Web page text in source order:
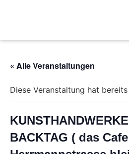
« Alle Veranstaltungen
Diese Veranstaltung hat
BACKTAG ( das